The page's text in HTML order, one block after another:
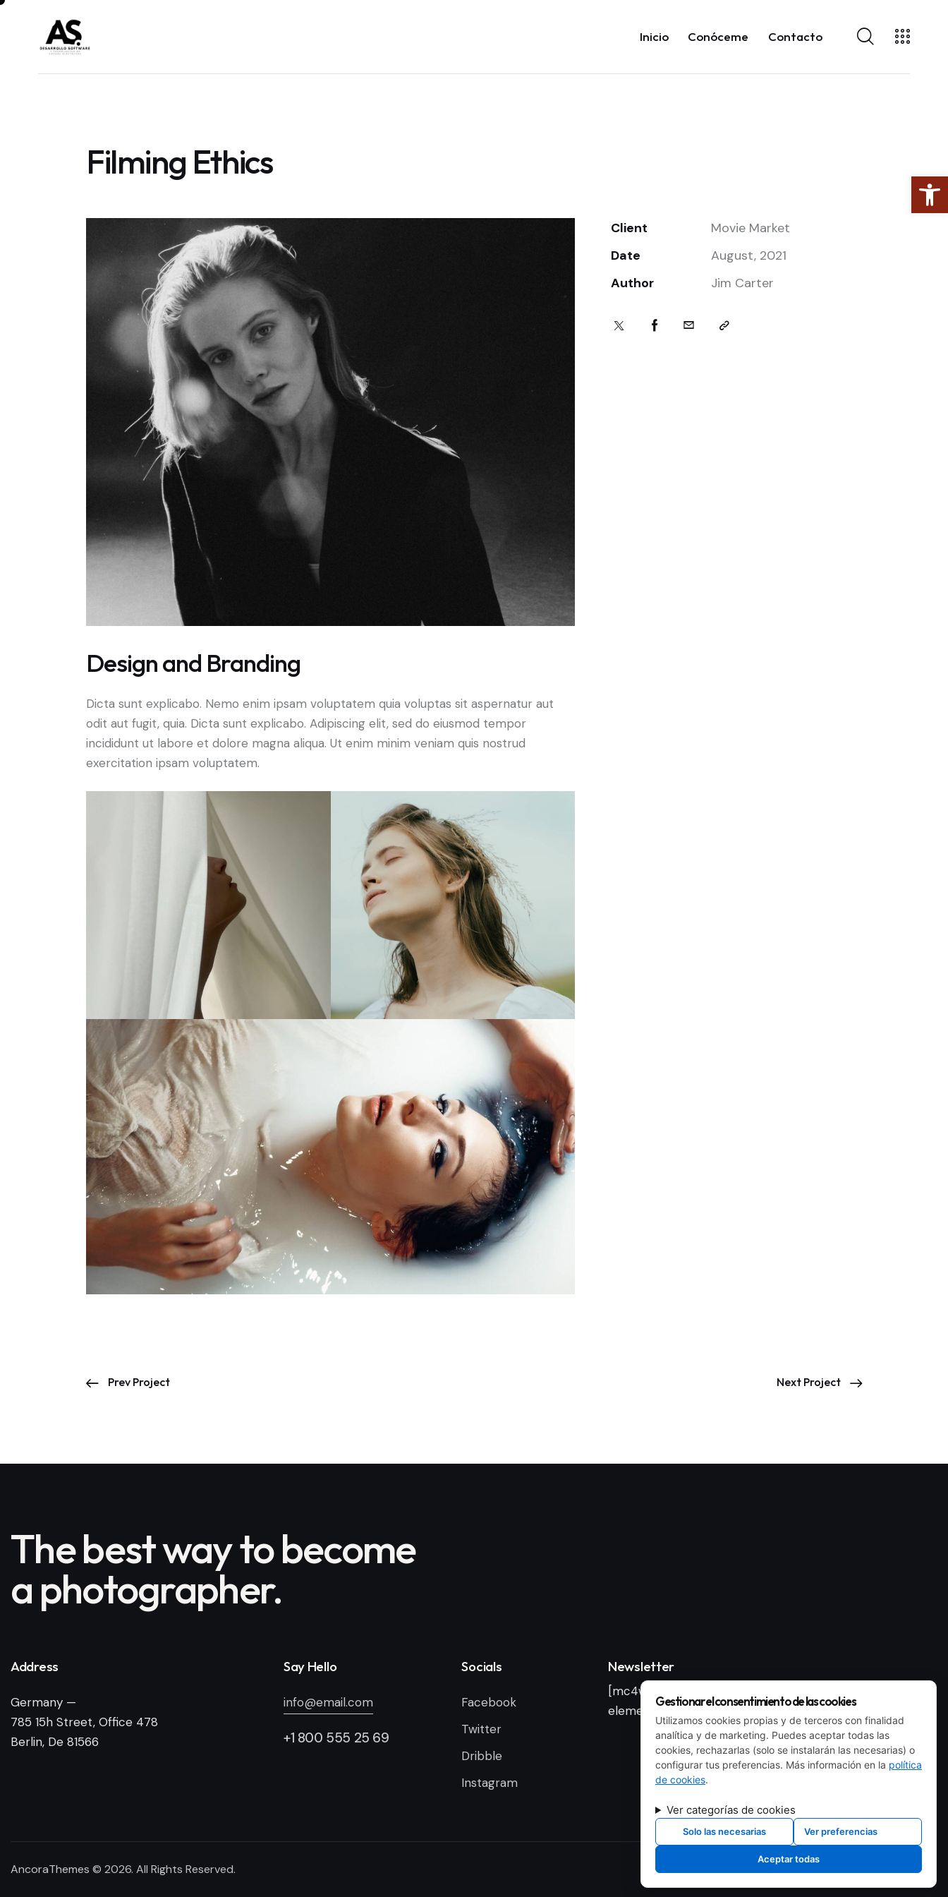
Open toolbar
Inicio Conóceme Contacto
Filming Ethics
Design and Branding
Dicta sunt explicabo. Nemo enim ipsam voluptatem quia voluptas sit aspernatur aut
odit aut fugit, quia. Dicta sunt explicabo. Adipiscing elit, sed do eiusmod tempor
incididunt ut labore et dolore magna aliqua. Ut enim minim veniam quis nostrud
exercitation ipsam voluptatem.
Client
Movie Market
Date
August, 2021
Author
Jim Carter
Prev Project Next Project
The best way to become
a photographer.
Address
Germany —
785 15h Street, Office 478
Berlin, De 81566
Say Hello
info@email.com
+1 800 555 25 69
Socials
Facebook
Twitter
Dribble
Instagram
Newsletter
[mc4wp_form id="186"
element_id="style-9"]
AncoraThemes © 2026. All Rights Reserved.
Gestionar el consentimiento de las cookies
Utilizamos cookies propias y de terceros con finalidad
analítica y de marketing. Puedes aceptar todas las
cookies, rechazarlas (solo se instalarán las necesarias) o
configurar tus preferencias. Más información en la política
de cookies.
Ver categorías de cookies
Solo las necesarias Ver preferencias
Aceptar todas